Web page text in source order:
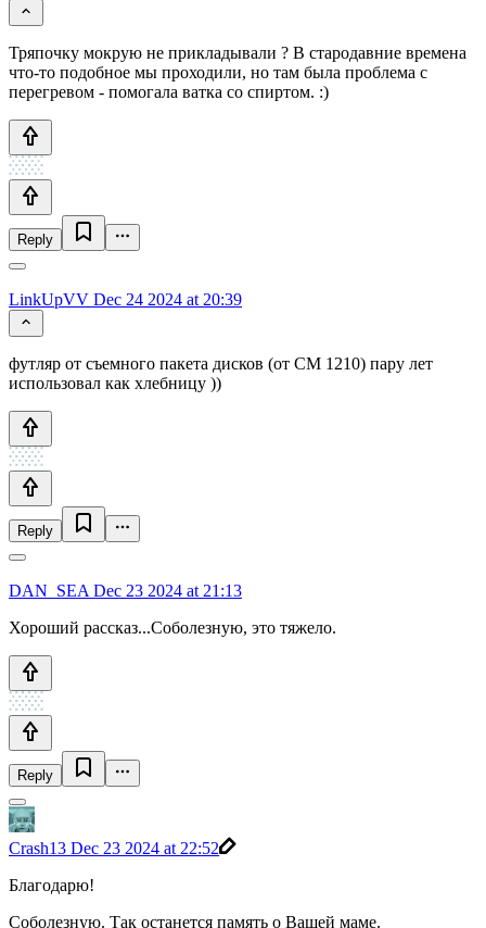
Тряпочку мокрую не прикладывали ? В стародавние времена
что-то подобное мы проходили, но там была проблема с
перегревом - помогала ватка со спиртом. :)
Reply
LinkUpVV Dec 24 2024 at 20:39
футляр от съемного пакета дисков (от СМ 1210) пару лет
использовал как хлебницу ))
Reply
DAN_SEA Dec 23 2024 at 21:13
Хороший рассказ...Соболезную, это тяжело.
Reply
Crash13 Dec 23 2024 at 22:52
Благодарю!
Соболезную. Так останется память о Вашей маме.